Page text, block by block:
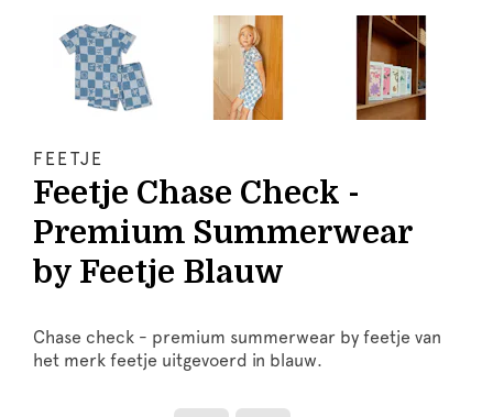
FEETJE
Feetje Chase Check -
Premium Summerwear
by Feetje Blauw
Chase check - premium summerwear by feetje van
het merk feetje uitgevoerd in blauw.